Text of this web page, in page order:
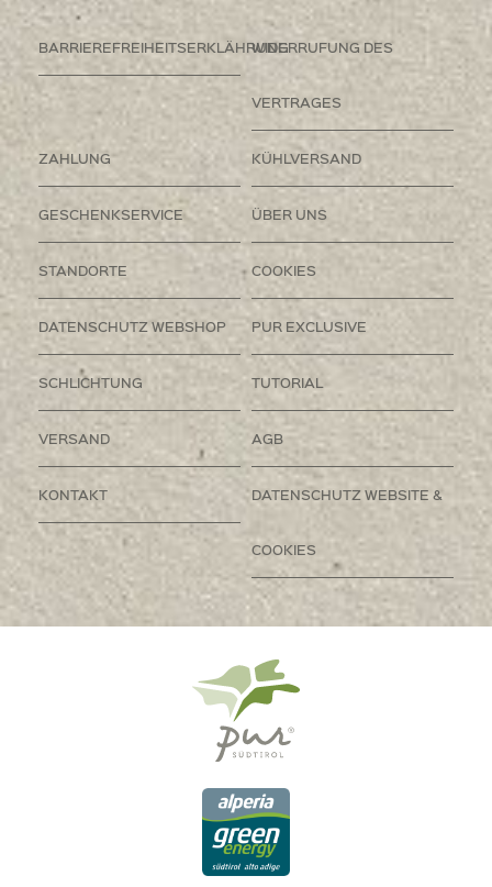
BARRIEREFREIHEITSERKLÄHRUNGWIDERRUFUNG DES
VERTRAGES
ZAHLUNG KÜHLVERSAND
GESCHENKSERVICE ÜBER UNS
STANDORTE COOKIES
DATENSCHUTZ WEBSHOP PUR EXCLUSIVE
SCHLICHTUNG TUTORIAL
VERSAND AGB
KONTAKT DATENSCHUTZ WEBSITE &
COOKIES